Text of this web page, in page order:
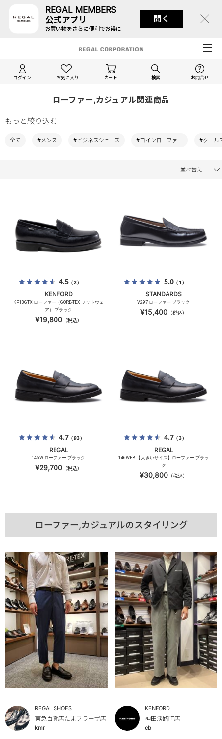
REGAL MEMBERS
公式アプリ
お買い物をさらに便利でお得に
開く
ログイン お気に入り カート 検索 お問合せ
ローファー,カジュアル関連商品
もっと絞り込む
全て #メンズ #ビジネスシューズ #コインローファー #クール
並べ替え
4.5（2）
KENFORD
KP13GTX ローファー（GORE-TEX フットウェ
ア） ブラック
¥19,800（税込）
5.0（1）
STANDARDS
V297 ローファー ブラック
¥15,400（税込）
4.7（93）
REGAL
146W ローファー ブラック
¥29,700（税込）
4.7（3）
REGAL
146WEB 【大きいサイズ】ローファー ブラッ
ク
¥30,800（税込）
ローファー,カジュアルのスタイリング
REGAL SHOES
東急百貨店たまプラーザ店
kmr
KENFORD
神田淡路町店
cb